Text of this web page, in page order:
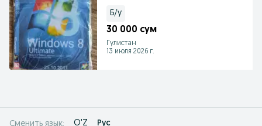
Б/у
30 000 сум
Гулистан
13 июля 2026 г.
Сменить язык: O'Z Рус